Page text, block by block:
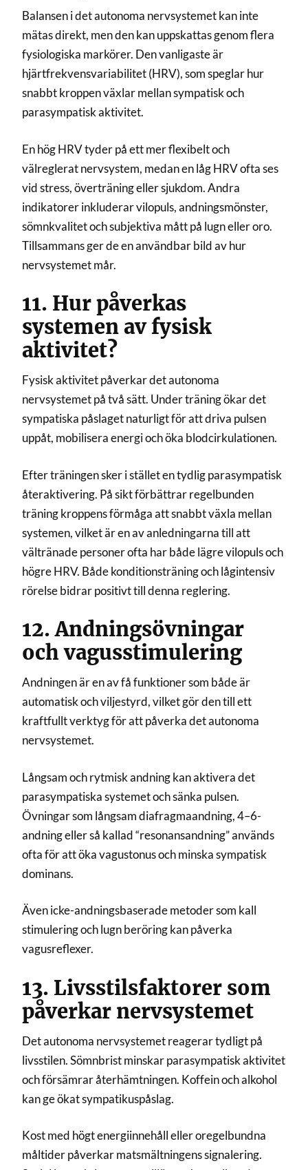
Balansen i det autonoma nervsystemet kan inte
mätas direkt, men den kan uppskattas genom flera
fysiologiska markörer. Den vanligaste är
hjärtfrekvensvariabilitet (HRV), som speglar hur
snabbt kroppen växlar mellan sympatisk och
parasympatisk aktivitet.
En hög HRV tyder på ett mer flexibelt och
välreglerat nervsystem, medan en låg HRV ofta ses
vid stress, överträning eller sjukdom. Andra
indikatorer inkluderar vilopuls, andningsmönster,
sömnkvalitet och subjektiva mått på lugn eller oro.
Tillsammans ger de en användbar bild av hur
nervsystemet mår.
11. Hur påverkas
systemen av fysisk
aktivitet?
Fysisk aktivitet påverkar det autonoma
nervsystemet på två sätt. Under träning ökar det
sympatiska påslaget naturligt för att driva pulsen
uppåt, mobilisera energi och öka blodcirkulationen.
Efter träningen sker i stället en tydlig parasympatisk
återaktivering. På sikt förbättrar regelbunden
träning kroppens förmåga att snabbt växla mellan
systemen, vilket är en av anledningarna till att
vältränade personer ofta har både lägre vilopuls och
högre HRV. Både konditionsträning och lågintensiv
rörelse bidrar positivt till denna reglering.
12. Andningsövningar
och vagusstimulering
Andningen är en av få funktioner som både är
automatisk och viljestyrd, vilket gör den till ett
kraftfullt verktyg för att påverka det autonoma
nervsystemet.
Långsam och rytmisk andning kan aktivera det
parasympatiska systemet och sänka pulsen.
Övningar som långsam diafragmaandning, 4–6-
andning eller så kallad “resonansandning” används
ofta för att öka vagustonus och minska sympatisk
dominans.
Även icke-andningsbaserade metoder som kall
stimulering och lugn beröring kan påverka
vagusreflexer.
13. Livsstilsfaktorer som
påverkar nervsystemet
Det autonoma nervsystemet reagerar tydligt på
livsstilen. Sömnbrist minskar parasympatisk aktivitet
och försämrar återhämtningen. Koffein och alkohol
kan ge ökat sympatikuspåslag.
Kost med högt energiinnehåll eller oregelbundna
måltider påverkar matsmältningens signalering.